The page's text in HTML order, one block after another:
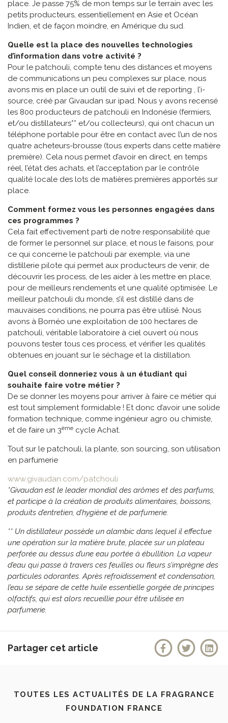
place. Je passe 75% de mon temps sur le terrain avec les
petits producteurs, essentiellement en Asie et Océan
Indien, et de façon moindre, en Amérique du sud.
Quelle est la place des nouvelles technologies
d’information dans votre activité ?
Pour le patchouli, compte tenu des distances et moyens
de communications un peu complexes sur place, nous
avons mis en place un outil de suivi et de reporting , l’i-
source, créé par Givaudan sur ipad. Nous y avons recensé
les 800 producteurs de patchouli en Indonésie (fermiers,
et/ou distillateurs** et/ou collecteurs), qui ont chacun un
téléphone portable pour être en contact avec l’un de nos
quatre acheteurs-brousse (tous experts dans cette matière
première). Cela nous permet d’avoir en direct, en temps
réel, l’état des achats, et l’acceptation par le contrôle
qualité locale des lots de matières premières apportés sur
place.
Comment formez vous les personnes engagées dans
ces programmes ?
Cela fait effectivement parti de notre responsabilité que
de former le personnel sur place, et nous le faisons, pour
ce qui concerne le patchouli par exemple, via une
distillerie pilote qui permet aux producteurs de venir, de
découvrir les process, de les aider à les mettre en place,
pour de meilleurs rendements et une qualité optimisée. Le
meilleur patchouli du monde, s’il est distillé dans de
mauvaises conditions, ne pourra pas être utilisé. Nous
avons à Bornéo une exploitation de 100 hectares de
patchouli, véritable laboratoire à ciel ouvert où nous
pouvons tester tous ces process, et vérifier les qualités
obtenues en jouant sur le séchage et la distillation.
Quel conseil donneriez vous à un étudiant qui
souhaite faire votre métier ?
De se donner les moyens pour arriver à faire ce métier qui
est tout simplement formidable ! Et donc d’avoir une solide
formation technique, comme ingénieur agro ou chimiste,
et de faire un 3ème cycle Achat.
Tout sur le patchouli, la plante, son sourcing, son utilisation
en parfumerie
www.givaudan.com/patchouli
*Givaudan est le leader mondial des arômes et des parfums,
et participe à la création de produits alimentaires, boissons,
produits d’entretien, d’hygiène et de parfumerie.
** Un distillateur possède un alambic dans lequel il effectue
une opération sur la matière brute, placée sur un plateau
perforée au dessus d’une eau portée à ébullition. La vapeur
d’eau qui passe à travers ces feuilles ou fleurs s’imprègne des
particules odorantes. Après refroidissement et condensation,
l’eau se sépare de cette huile essentielle gorgée de principes
olfactifs, qui est alors recueillie pour être utilisée en
parfumerie.
Partager cet article
TOUTES LES ACTUALITÉS DE LA FRAGRANCE
FOUNDATION FRANCE